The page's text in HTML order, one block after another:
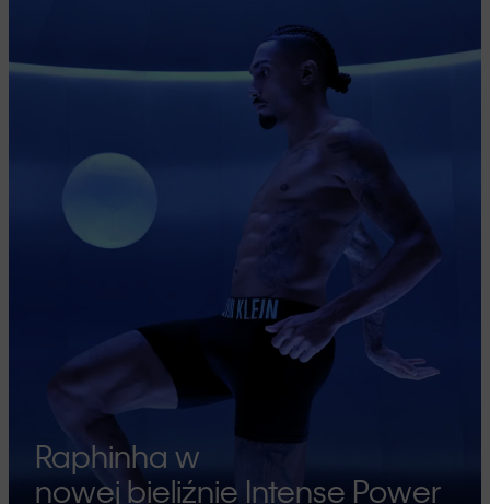
Raphinha w
nowej bieliźnie Intense Power